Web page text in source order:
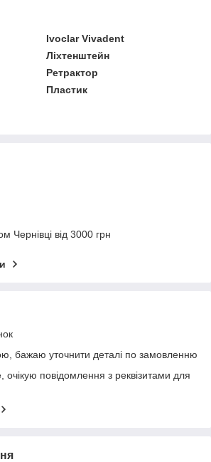
Ivoclar Vіvadent
Ліхтенштейн
Ретрактор
Пластик
Чернівці від 3000 грн
бажаю уточнити деталі по замовленню
повідомлення з реквізитами для